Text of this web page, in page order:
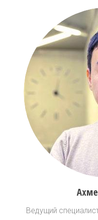
Ведущий